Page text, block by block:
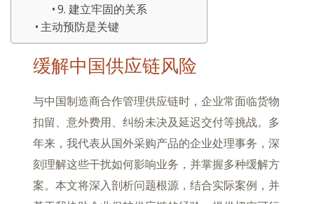
9. 建立牢固的关系
主动预防是关键
缓解中国供应链风险
与中国制造商合作管理供应链时，企业常面临货物
扣留、意外费用、纠纷未决及延迟交付等挑战。多
年来，我代表从国外采购产品的企业处理事务，深
刻理解这些干扰如何影响业务，并掌握多种缓解方
案。本文将深入剖析问题根源，结合实际案例，并